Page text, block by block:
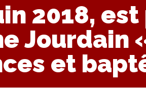
2018,
Jourdain
et